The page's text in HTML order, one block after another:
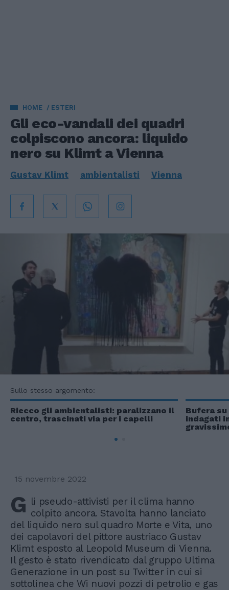
HOME ESTERI
Gli eco-vandali dei quadri
colpiscono ancora: liquido
nero su Klimt a Vienna
Gustav Klimt ambientalisti Vienna
Sullo stesso argomento:
Riecco gli ambientalisti: paralizzano il
centro, trascinati via per i capelli
Bufera su
indagati
15 novembre 2022
G li pseudo-attivisti per il clima hanno
colpito ancora. Stavolta hanno lanciato
del liquido nero sul quadro Morte e Vita, uno
dei capolavori del pittore austriaco Gustav
Klimt esposto al Leopold Museum di Vienna.
Il gesto è stato rivendicato dal gruppo Ultima
Generazione in un post su Twitter in cui si
sottolinea che Wi nuovi pozzi di petrolio e gas